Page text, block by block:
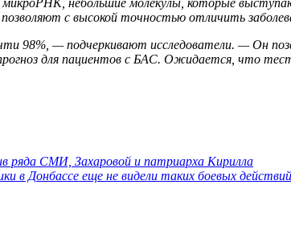
с высокой точностью отличить
98%, — подчеркивают исследователи. — Он
для пациентов с БАС. Ожидается, что
ряда СМИ, Захаровой и патриарха Кирилла
в Донбассе еще не видели таких боевых действий